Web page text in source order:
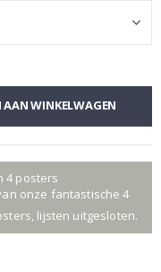
AAN WINKELWAGEN
4 posters
onze fantastische 4
lijsten uitgesloten.